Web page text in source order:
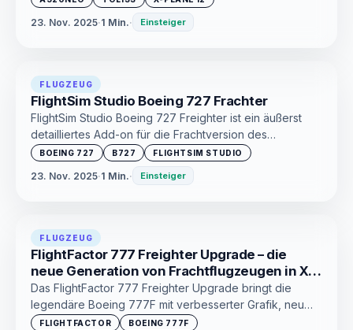
23. Nov. 2025·1 Min.· Einsteiger
FLUGZEUG
FlightSim Studio Boeing 727 Frachter
FlightSim Studio Boeing 727 Freighter ist ein äußerst
detailliertes Add-on für die Frachtversion des
legendären dreimotorigen Verkehrsflugzeugs für
Microsoft Flight Simulator.
BOEING 727 B727 FLIGHTSIM STUDIO
23. Nov. 2025·1 Min.· Einsteiger
FLUGZEUG
FlightFactor 777 Freighter Upgrade – die
neue Generation von Frachtflugzeugen in X-
Plane
Das FlightFactor 777 Freighter Upgrade bringt die
legendäre Boeing 777F mit verbesserter Grafik, neu
gestalteten Systemen, neuen Funktionen und einem
FLIGHTFACTOR
BOEING 777F